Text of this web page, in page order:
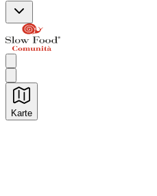
Karte
Unvergessliche